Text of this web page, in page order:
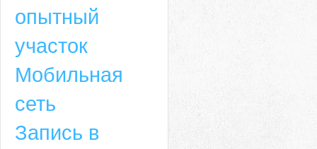
опытный
участок
Мобильная
сеть
Запись в